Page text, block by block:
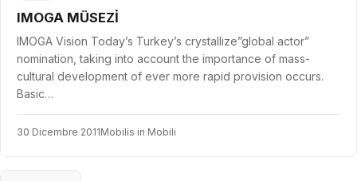
IMOGA MÜSEZİ
IMOGA Vision Today’s Turkey’s crystallize”global actor”
nomination, taking into account the importance of mass-
cultural development of ever more rapid provision occurs.
Basic…
30 Dicembre 2011Mobilis in Mobili